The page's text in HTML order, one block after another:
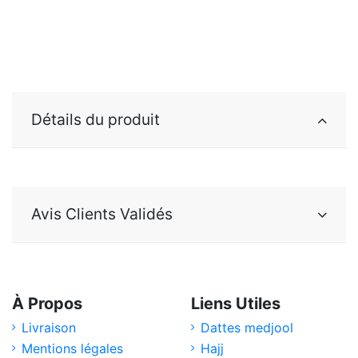
Détails du produit
Avis Clients Validés
À Propos
Livraison
Mentions légales
Liens Utiles
Dattes medjool
Hajj